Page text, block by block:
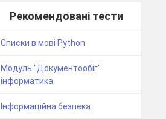
Рекомендовані тести
Списки в мові Python
Модуль "Документообіг"
інформатика
Інформаційна безпека